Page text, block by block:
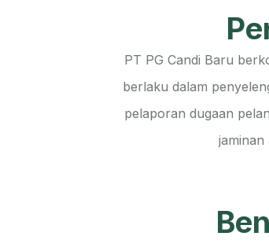
PT PG Candi Baru
berlaku dalam
pelaporan dugaan
jaminan